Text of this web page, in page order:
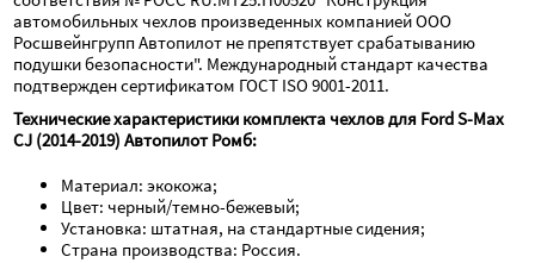
автомобильных чехлов произведенных компанией ООО
Росшвейнгрупп Автопилот не препятствует срабатыванию
подушки безопасности". Международный стандарт качества
подтвержден сертификатом ГОСТ ISO 9001-2011.
Технические характеристики комплекта чехлов для Ford S-Max
CJ (2014-2019) Автопилот Ромб:
Материал: экокожа;
Цвет: черный/темно-бежевый;
Установка: штатная, на стандартные сидения;
Страна производства: Россия.